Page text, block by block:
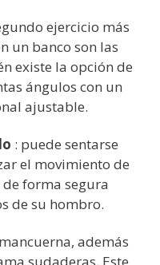
ejercicio más
un banco son las
existe la opción de
ángulos con un
ajustable.
: puede sentarse
el movimiento de
forma segura
de su hombro.
además